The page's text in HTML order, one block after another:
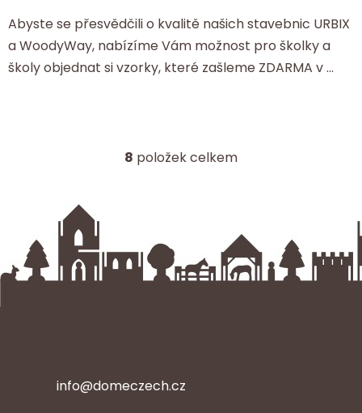
Abyste se přesvědčili o kvalitě našich stavebnic URBIX
a WoodyWay, nabízíme Vám možnost pro školky a
školy objednat si vzorky, které zašleme ZDARMA v ...
O
c
y
v
8 položek celkem
info@domeczech.cz